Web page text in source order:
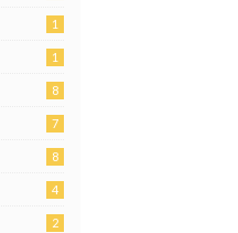
1
1
8
7
8
4
2